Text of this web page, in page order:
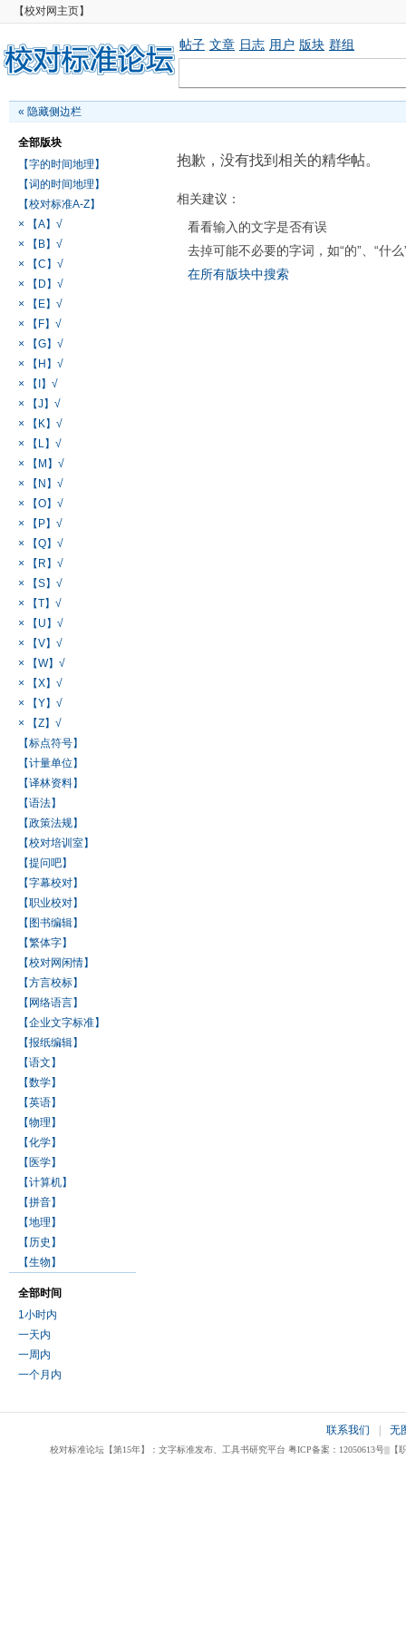
【校对网主页】
帖子 文章 日志 用户 版块 群组
« 隐藏侧边栏
全部版块
【字的时间地理】
【词的时间地理】
【校对标准A-Z】
× 【A】√
× 【B】√
× 【C】√
× 【D】√
× 【E】√
× 【F】√
× 【G】√
× 【H】√
× 【I】√
× 【J】√
× 【K】√
× 【L】√
× 【M】√
× 【N】√
× 【O】√
× 【P】√
× 【Q】√
× 【R】√
× 【S】√
× 【T】√
× 【U】√
× 【V】√
× 【W】√
× 【X】√
× 【Y】√
× 【Z】√
【标点符号】
【计量单位】
【译林资料】
【语法】
【政策法规】
【校对培训室】
【提问吧】
【字幕校对】
【职业校对】
【图书编辑】
【繁体字】
【校对网闲情】
【方言校标】
【网络语言】
【企业文字标准】
【报纸编辑】
【语文】
【数学】
【英语】
【物理】
【化学】
【医学】
【计算机】
【拼音】
【地理】
【历史】
【生物】
全部时间
1小时内
一天内
一周内
一个月内
抱歉，没有找到相关的精华帖。
相关建议：
看看输入的文字是否有误
去掉可能不必要的字词，如“的”、“什么
在所有版块中搜索
联系我们 无
校对标准论坛【第15年】：文字标准发布、工具书研究平台 粤ICP备案：12050613号|||【